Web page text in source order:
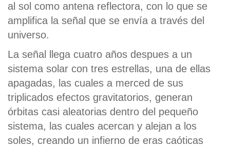
al sol como antena reflectora, con lo que se
amplifica la señal que se envía a través del
universo.
La señal llega cuatro años despues a un
sistema solar con tres estrellas, una de ellas
apagadas, las cuales a merced de sus
triplicados efectos gravitatorios, generan
órbitas casi aleatorias dentro del pequeño
sistema, las cuales acercan y alejan a los
soles, creando un infierno de eras caóticas